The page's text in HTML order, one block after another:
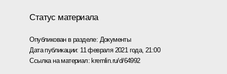
Статус материала
Опубликован в разделе: Документы
Дата публикации: 11 февраля 2021 года, 21:00
Ссылка на материал: kremlin.ru/d/64992